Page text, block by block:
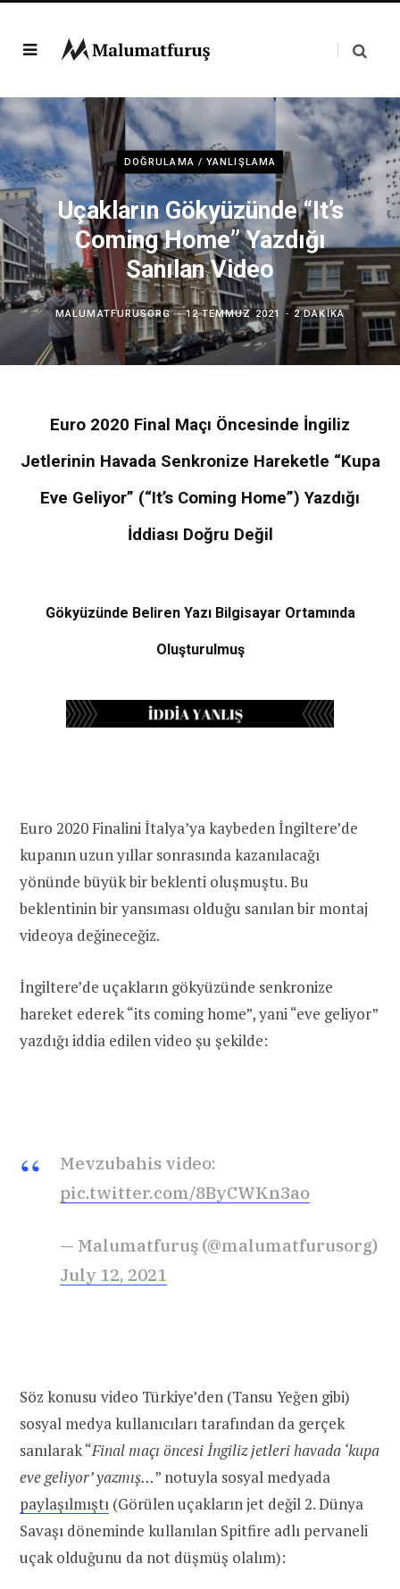
DOĞRULAMA / YANLIŞLAMA
Uçakların Gökyüzünde “It’s
Coming Home” Yazdığı
Sanılan Video
MALUMATFURUSORG 12 TEMMUZ 2021 2 DAKIKA
Euro 2020 Final Maçı Öncesinde İngiliz
Jetlerinin Havada Senkronize Hareketle “Kupa
Eve Geliyor” (“It’s Coming Home”) Yazdığı
İddiası Doğru Değil
Gökyüzünde Beliren Yazı Bilgisayar Ortamında
Oluşturulmuş
Euro 2020 Finalini İtalya’ya kaybeden İngiltere’de
kupanın uzun yıllar sonrasında kazanılacağı
yönünde büyük bir beklenti oluşmuştu. Bu
beklentinin bir yansıması olduğu sanılan bir montaj
videoya değineceğiz.
İngiltere’de uçakların gökyüzünde senkronize
hareket ederek “its coming home”, yani “eve geliyor”
yazdığı iddia edilen video şu şekilde:
Mevzubahis video:
pic.twitter.com/8ByCWKn3ao
— Malumatfuruş (@malumatfurusorg)
July 12, 2021
Söz konusu video Türkiye’den (Tansu Yeğen gibi)
sosyal medya kullanıcıları tarafından da gerçek
sanılarak “Final maçı öncesi İngiliz jetleri havada ‘kupa
eve geliyor’ yazmış…” notuyla sosyal medyada
paylaşılmıştı (Görülen uçakların jet değil 2. Dünya
Savaşı döneminde kullanılan Spitfire adlı pervaneli
uçak olduğunu da not düşmüş olalım):